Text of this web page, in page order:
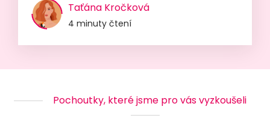
Taťána Kročková
4 minuty čtení
Pochoutky, které jsme pro vás vyzkoušeli